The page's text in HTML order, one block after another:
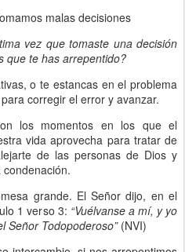
malas decisiones
vez que tomaste una decisión
que te has arrepentido?
o te estancas en el problema
corregir el error y avanzar.
los momentos en los que el
vida aprovecha para tratar de
de las personas de Dios y
grande. El Señor dijo, en el
1 verso 3: “Vuélvanse a mí, y yo
Todopoderoso”(NVI)